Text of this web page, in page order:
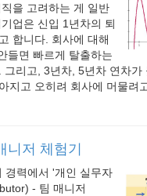
을 고려하는 게 일반
업은 신입 1년차의 퇴
합니다. 회사에 대해
들면 빠르게 탈출하는
그리고, 3년차, 5년차 연차가
지고 오히려 회사에 머물려
니저 체험기
경력에서 '개인 실무자
- 팀 매니저